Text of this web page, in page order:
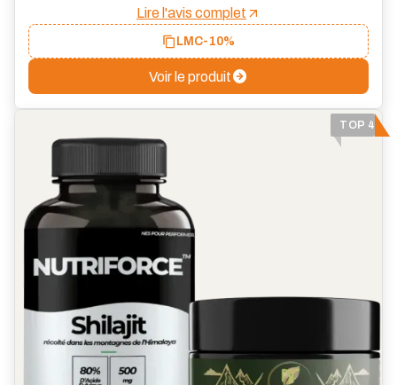
Lire l'avis complet
LMC-10%
Voir le produit
TOP 4